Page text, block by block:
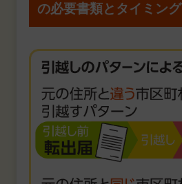
の必要書類とタイミング